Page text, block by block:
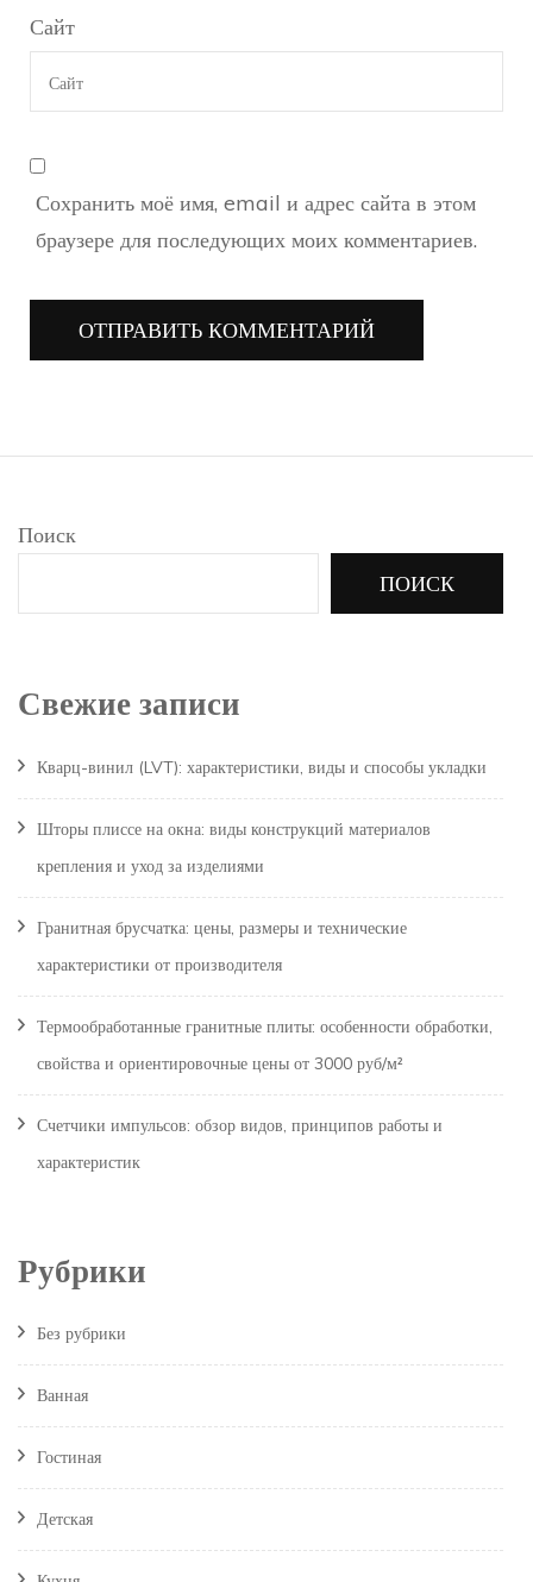
Сайт
Сохранить моё имя, email и адрес сайта в этом
браузере для последующих моих комментариев.
Поиск
ПОИСК
Свежие записи
Кварц-винил (LVT): характеристики, виды и способы укладки
Шторы плиссе на окна: виды конструкций материалов
крепления и уход за изделиями
Гранитная брусчатка: цены, размеры и технические
характеристики от производителя
Термообработанные гранитные плиты: особенности обработки,
свойства и ориентировочные цены от 3000 руб/м²
Счетчики импульсов: обзор видов, принципов работы и
характеристик
Рубрики
Без рубрики
Ванная
Гостиная
Детская